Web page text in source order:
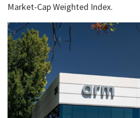
Market-Cap Weighted Index.